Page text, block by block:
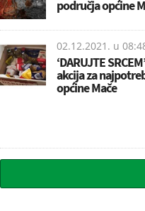
područja općine
02.12.2021. u
‘DARUJTE
akcija za
općine Mače